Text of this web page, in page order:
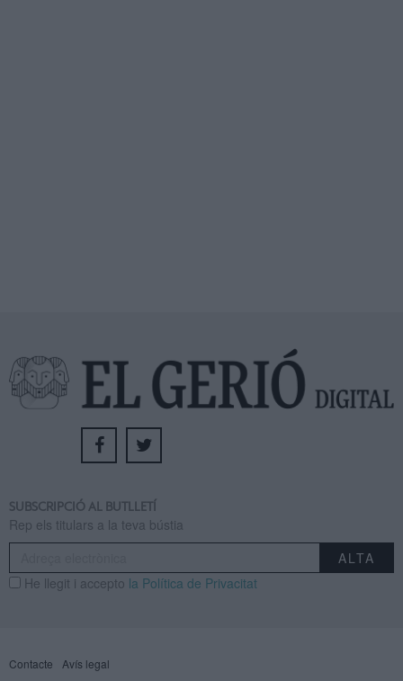
SUBSCRIPCIÓ AL BUTLLETÍ
Rep els titulars a la teva bústia
He llegit i accepto la Política de Privacitat
Contacte Avís legal